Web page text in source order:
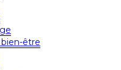
être